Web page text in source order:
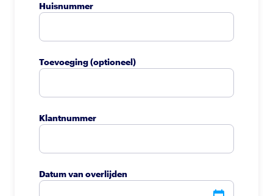
Huisnummer
Toevoeging(optioneel)
Klantnummer
Datum van overlijden